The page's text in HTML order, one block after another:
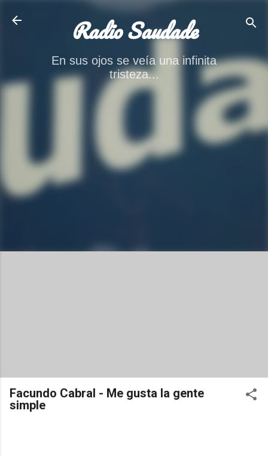
Radio Saudade
En sus ojos se veía una infinita
tristeza...
Facundo Cabral - Me gusta la gente
simple